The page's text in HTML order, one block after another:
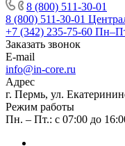
8 (800) 511-30-01
8 (800) 511-30-01
+7 (342) 235-75-60
Заказать звонок
E-mail
info@in-core.ru
Адрес
г. Пермь, ул.
Режим работы
Пн. – Пт.: с 07:00 до